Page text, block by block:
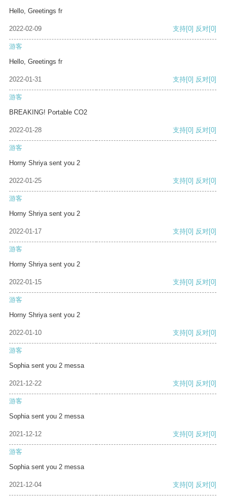
Hello, Greetings fr
2022-02-09 支持[0] 反对[0]
游客
Hello, Greetings fr
2022-01-31 支持[0] 反对[0]
游客
BREAKING! Portable CO2
2022-01-28 支持[0] 反对[0]
游客
Horny Shriya sent you 2
2022-01-25 支持[0] 反对[0]
游客
Horny Shriya sent you 2
2022-01-17 支持[0] 反对[0]
游客
Horny Shriya sent you 2
2022-01-15 支持[0] 反对[0]
游客
Horny Shriya sent you 2
2022-01-10 支持[0] 反对[0]
游客
Sophia sent you 2 messa
2021-12-22 支持[0] 反对[0]
游客
Sophia sent you 2 messa
2021-12-12 支持[0] 反对[0]
游客
Sophia sent you 2 messa
2021-12-04 支持[0] 反对[0]